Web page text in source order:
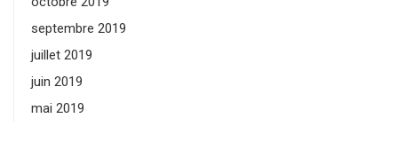
septembre 2019
juillet 2019
juin 2019
mai 2019